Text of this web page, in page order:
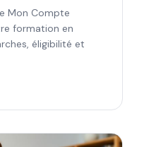
Mon Compte
formation en
éligibilité et